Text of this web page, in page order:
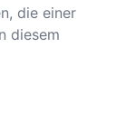
die einer
diesem